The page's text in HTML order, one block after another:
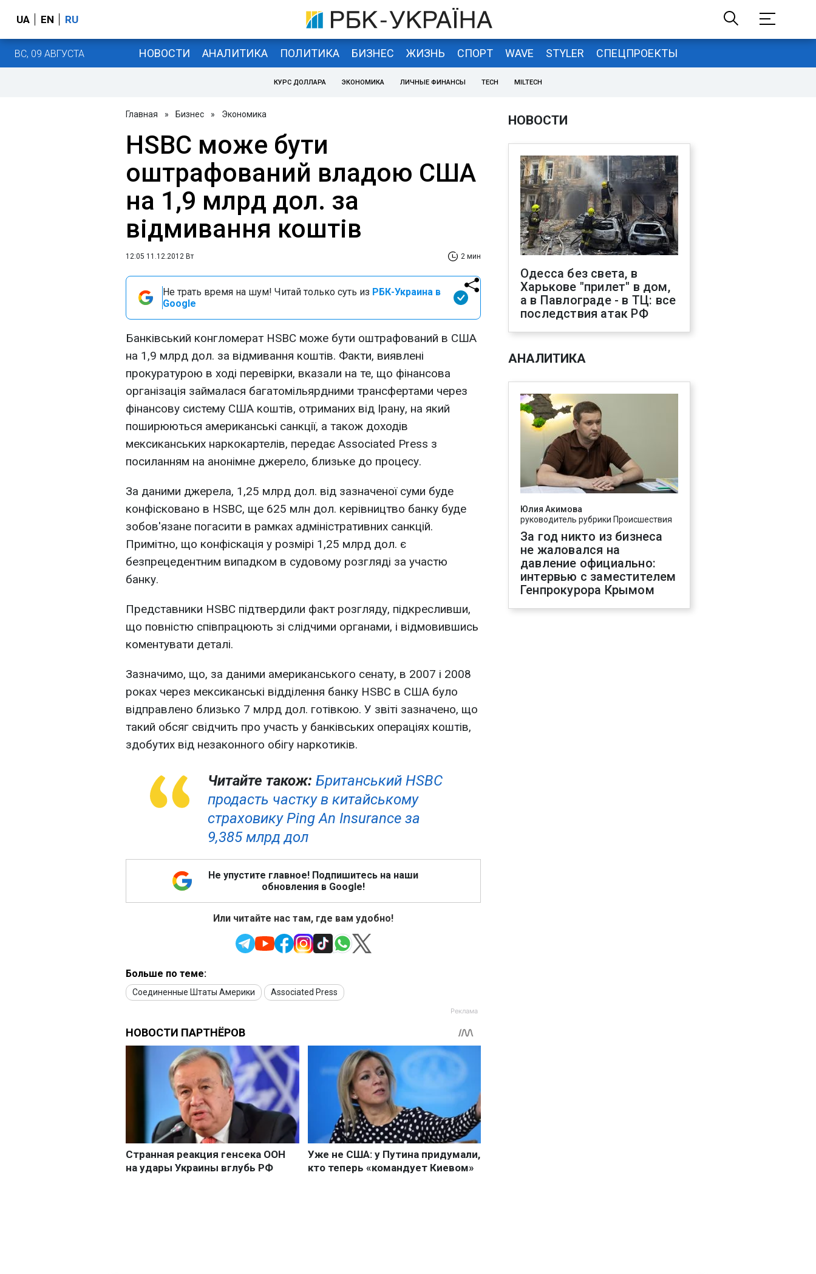
UA EN RU
ВС, 09 АВГУСТА НОВОСТИ АНАЛИТИКА ПОЛИТИКА БИЗНЕС ЖИЗНЬ СПОРТ WAVE STYLER СПЕЦПРОЕКТЫ
КУРС ДОЛЛАРА ЭКОНОМИКА ЛИЧНЫЕ ФИНАНСЫ TECH MILTECH
Главная » Бизнес » Экономика
HSBC може бути
оштрафований владою США
на 1,9 млрд дол. за
відмивання коштів
12:05 11.12.2012 Вт 2 мин
Не трать время на шум! Читай только суть из РБК-Украина в
Google
Банківський конгломерат HSBC може бути оштрафований в США
на 1,9 млрд дол. за відмивання коштів. Факти, виявлені
прокуратурою в ході перевірки, вказали на те, що фінансова
організація займалася багатомільярдними трансфертами через
фінансову систему США коштів, отриманих від Ірану, на який
поширюються американські санкції, а також доходів
мексиканських наркокартелів, передає Associated Press з
посиланням на анонімне джерело, близьке до процесу.
За даними джерела, 1,25 млрд дол. від зазначеної суми буде
конфісковано в HSBC, ще 625 млн дол. керівництво банку буде
зобов'язане погасити в рамках адміністративних санкцій.
Примітно, що конфіскація у розмірі 1,25 млрд дол. є
безпрецедентним випадком в судовому розгляді за участю
банку.
Представники HSBC підтвердили факт розгляду, підкресливши,
що повністю співпрацюють зі слідчими органами, і відмовившись
коментувати деталі.
Зазначимо, що, за даними американського сенату, в 2007 і 2008
роках через мексиканські відділення банку HSBC в США було
відправлено близько 7 млрд дол. готівкою. У звіті зазначено, що
такий обсяг свідчить про участь у банківських операціях коштів,
здобутих від незаконного обігу наркотиків.
Читайте також: Британський HSBC
продасть частку в китайському
страховику Ping An Insurance за
9,385 млрд дол
Не упустите главное! Подпишитесь на наши
обновления в Google!
Или читайте нас там, где вам удобно!
Больше по теме:
Соединенные Штаты Америки Associated Press
НОВОСТИ
Одесса без света, в
Харькове "прилет" в дом,
а в Павлограде - в ТЦ: все
последствия атак РФ
АНАЛИТИКА
Юлия Акимова
руководитель рубрики Происшествия
За год никто из бизнеса
не жаловался на
давление официально:
интервью с заместителем
Генпрокурора Крымом